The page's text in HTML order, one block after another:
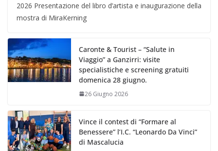
2026 Presentazione del libro d’artista e inaugurazione della
mostra di MiraKerning
Caronte & Tourist – “Salute in
Viaggio” a Ganzirri: visite
specialistiche e screening gratuiti
domenica 28 giugno.
26 Giugno 2026
Vince il contest di “Formare al
Benessere” l’I.C. “Leonardo Da Vinci”
di Mascalucia